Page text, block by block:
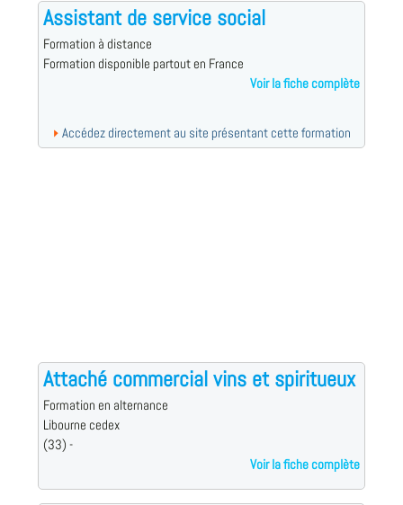
Assistant de service social
Formation à distance
Formation disponible partout en France
Voir la fiche complète
Accédez directement au site présentant cette formation
Attaché commercial vins et spiritueux
Formation en alternance
Libourne cedex
(33) -
Voir la fiche complète